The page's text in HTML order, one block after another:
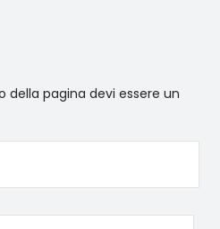
della pagina devi essere un